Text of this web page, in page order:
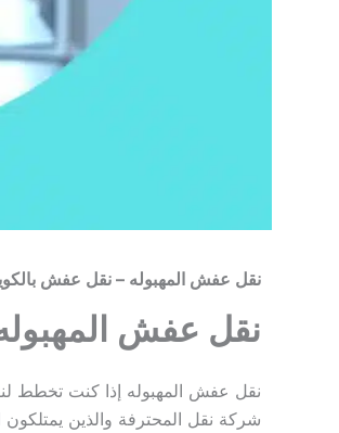
نقل عفش المهبوله – نقل عفش
نقل عفش
نقل عفش المهبوله إذا كنت تخطط
شركة نقل المحترفة والذين